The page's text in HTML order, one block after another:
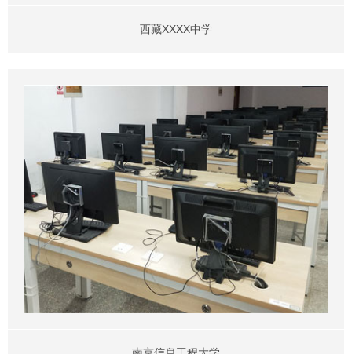
西藏XXXX中学